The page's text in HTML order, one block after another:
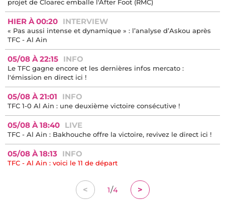
projet de Cloarec emballe l'After Foot (RMC)
HIER À 00:20 INTERVIEW
« Pas aussi intense et dynamique » : l’analyse d’Askou après
TFC - Al Ain
05/08 À 22:15 INFO
Le TFC gagne encore et les dernières infos mercato :
l'émission en direct ici !
05/08 À 21:01 INFO
TFC 1-0 Al Ain : une deuxième victoire consécutive !
05/08 À 18:40 LIVE
TFC - Al Ain : Bakhouche offre la victoire, revivez le direct ici !
05/08 À 18:13 INFO
TFC - Al Ain : voici le 11 de départ
< 1/4 >